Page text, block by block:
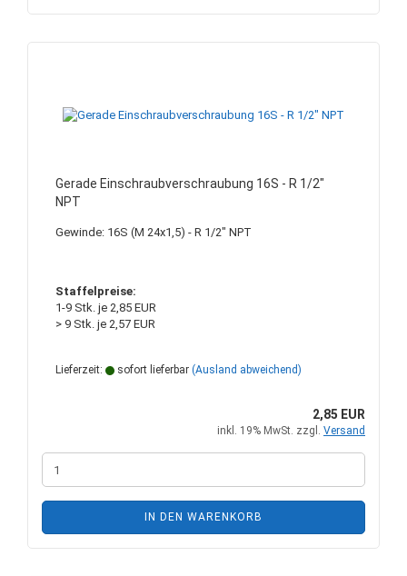
Gerade Einschraubverschraubung 16S - R 1/2"
NPT
Gewinde: 16S (M 24x1,5) - R 1/2" NPT
Staffelpreise:
1-9 Stk. je 2,85 EUR
> 9 Stk. je 2,57 EUR
Lieferzeit: sofort lieferbar (Ausland abweichend)
2,85 EUR
inkl. 19% MwSt. zzgl. Versand
IN DEN WARENKORB